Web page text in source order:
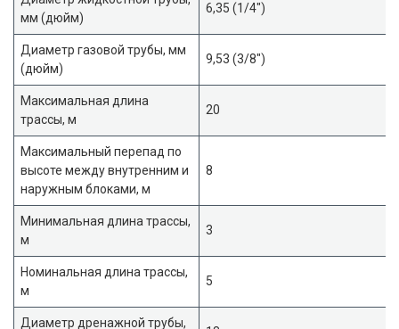
мм (дюйм)
6,35 (1/4″)
Диаметр газовой трубы, мм
(дюйм)
9,53 (3/8″)
Максимальная длина
трассы, м
20
Максимальный перепад по
высоте между внутренним и
наружным блоками, м
8
Минимальная длина трассы,
м
3
Номинальная длина трассы,
м
5
Диаметр дренажной трубы,